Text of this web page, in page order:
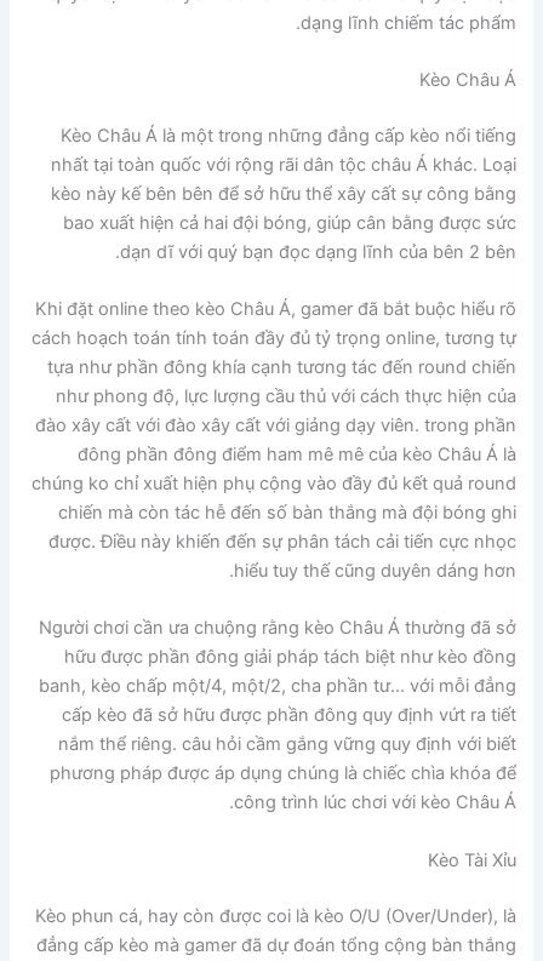
dạng lĩnh chiếm tác phẩm.
Kèo Châu Á
Kèo Châu Á là một trong những đẳng cấp kèo nổi tiếng
nhất tại toàn quốc với rộng rãi dân tộc châu Á khác. Loại
kèo này kế bên bên để sở hữu thể xây cất sự công bằng
bao xuất hiện cả hai đội bóng, giúp cân bằng được sức
dạn dĩ với quý bạn đọc dạng lĩnh của bên 2 bên.
Khi đặt online theo kèo Châu Á, gamer đã bắt buộc hiểu rõ
cách hoạch toán tính toán đầy đủ tỷ trọng online, tương tự
tựa như phần đông khía cạnh tương tác đến round chiến
như phong độ, lực lượng cầu thủ với cách thực hiện của
đào xây cất với đào xây cất với giảng dạy viên. trong phần
đông phần đông điểm ham mê mê của kèo Châu Á là
chúng ko chỉ xuất hiện phụ cộng vào đầy đủ kết quả round
chiến mà còn tác hễ đến số bàn thắng mà đội bóng ghi
được. Điều này khiến đến sự phân tách cải tiến cực nhọc
hiểu tuy thế cũng duyên dáng hơn.
Người chơi cần ưa chuộng rằng kèo Châu Á thường đã sở
hữu được phần đông giải pháp tách biệt như kèo đồng
banh, kèo chấp một/4, một/2, cha phần tư… với mỗi đẳng
cấp kèo đã sở hữu được phần đông quy định vứt ra tiết
nắm thể riêng. câu hỏi cầm gắng vững quy định với biết
phương pháp được áp dụng chúng là chiếc chìa khóa để
công trình lúc chơi với kèo Châu Á.
Kèo Tài Xỉu
Kèo phun cá, hay còn được coi là kèo O/U (Over/Under), là
đẳng cấp kèo mà gamer đã dự đoán tổng cộng bàn thắng